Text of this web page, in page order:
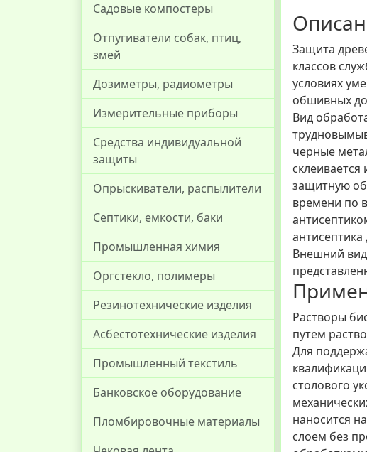
Садовые компостеры
Отпугиватели собак, птиц,
змей
Дозиметры, радиометры
Измерительные приборы
Средства индивидуальной
защиты
Опрыскиватели, распылители
Септики, емкости, баки
Промышленная химия
Оргстекло, полимеры
Резинотехнические изделия
Асбестотехнические изделия
Промышленный текстиль
Банковское оборудование
Пломбировочные материалы
Защита
классов
условиях
обшивных
Вид
черные
защитную
времени по
Внешний
Растворы
путем
Для
столового
наносится
слоем без